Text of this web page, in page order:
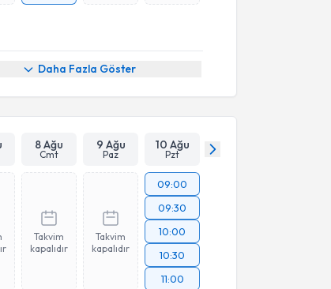
Daha Fazla Göster
8 Ağu
Cmt
9 Ağu
Paz
10 Ağu
Pzt
Takvim
kapalıdır
Takvim
kapalıdır
09:00
09:30
10:00
10:30
11:00